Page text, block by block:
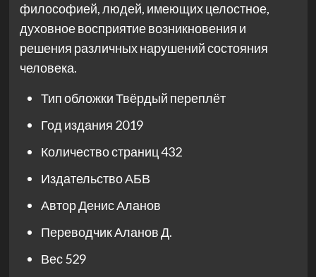
философией, людей, имеющих целостное,
духовное восприятие возникновения и
решения различных нарушений состояния
человека.
Тип обложкиТвёрдый переплёт
Год издания 2019
Количество страниц432
ИздательствоАБВ
АвторДенис Аланов
ПереводчикАланов Д.
Вес529